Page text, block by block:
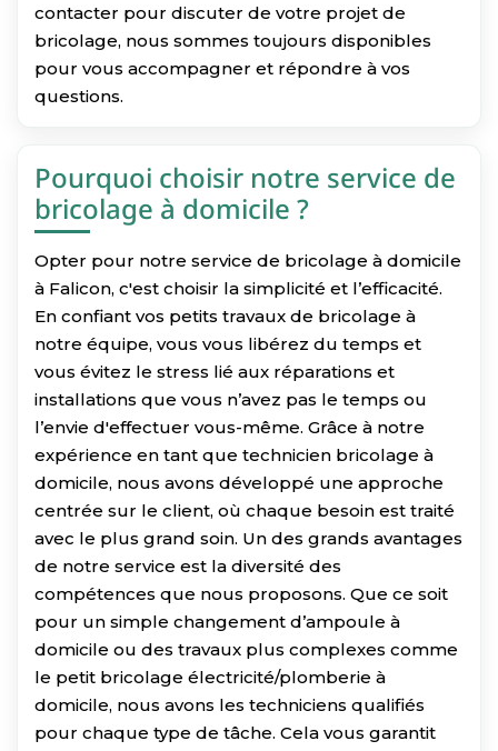
contacter pour discuter de votre projet de
bricolage, nous sommes toujours disponibles
pour vous accompagner et répondre à vos
questions.
Pourquoi choisir notre service de
bricolage à domicile ?
Opter pour notre service de bricolage à domicile
à Falicon, c'est choisir la simplicité et l’efficacité.
En confiant vos petits travaux de bricolage à
notre équipe, vous vous libérez du temps et
vous évitez le stress lié aux réparations et
installations que vous n’avez pas le temps ou
l’envie d'effectuer vous-même. Grâce à notre
expérience en tant que technicien bricolage à
domicile, nous avons développé une approche
centrée sur le client, où chaque besoin est traité
avec le plus grand soin. Un des grands avantages
de notre service est la diversité des
compétences que nous proposons. Que ce soit
pour un simple changement d’ampoule à
domicile ou des travaux plus complexes comme
le petit bricolage électricité/plomberie à
domicile, nous avons les techniciens qualifiés
pour chaque type de tâche. Cela vous garantit